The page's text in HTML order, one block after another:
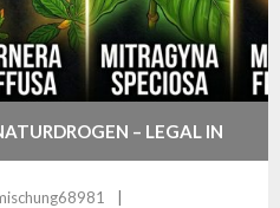
– LEGAL IN